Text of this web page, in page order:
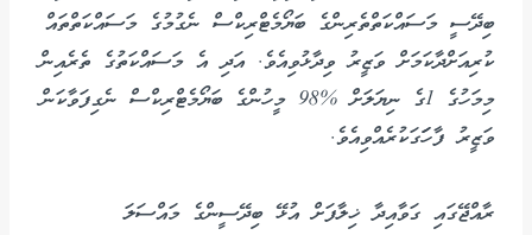
ބިދޭސީ މަސައްކަތްތެރިންގެ ބަޔޯމެޓްރިކްސް ނެގުމުގެ މަސައްކަތްތައް
ކުރިއަށްދާކަމަށް ވަޒީރު ވިދާޅުވިއެވެ. އަދި އެ މަސައްކަތުގެ ތެރެއިން
މިމަހުގެ 1ގެ ނިޔަލަށް %98 މީހުންގެ ބަޔޯމެޓްރިކްސް ނެގިފަވާކަން
ވަޒީރު ފާހަަގަކުރެއްވިއެވެ.
ރާއްޖޭގައި ގަވާއިދާ ޚިލާފަށް އުޅޭ ބިދޭސީންގެ މައްސަލަ